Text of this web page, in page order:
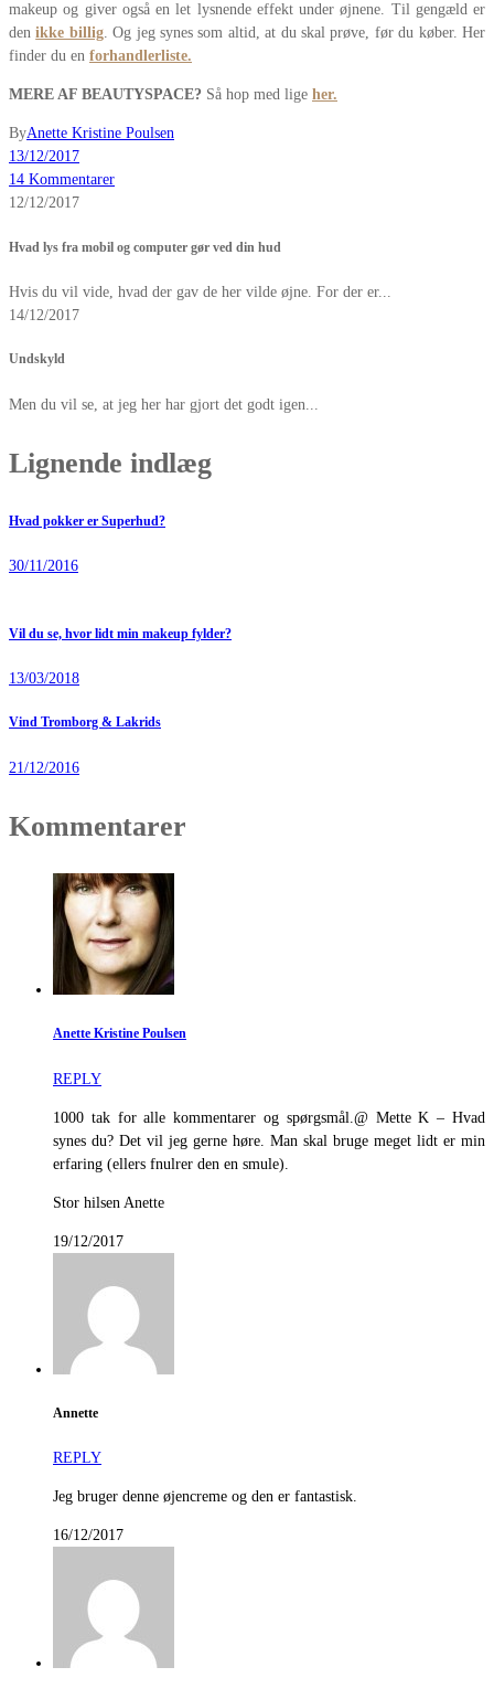
makeup og giver også en let lysnende effekt under øjnene. Til gengæld er
denikke billig. Og jeg synes som altid, at du skal prøve, før du køber. Her
finder du en forhandlerliste.
MERE AF BEAUTYSPACE? Så hop med lige her.
ByAnette Kristine Poulsen
13/12/2017
14 Kommentarer
12/12/2017
Hvad lys fra mobil og computer gør ved din hud
Hvis du vil vide, hvad der gav de her vilde øjne. For der er...
14/12/2017
Undskyld
Men du vil se, at jeg her har gjort det godt igen...
Lignende indlæg
Hvad pokker er Superhud?
30/11/2016
Vil du se, hvor lidt min makeup fylder?
13/03/2018
Vind Tromborg & Lakrids
21/12/2016
Kommentarer
Anette Kristine Poulsen
REPLY
1000 tak for alle kommentarer og spørgsmål.@ Mette K – Hvad
synes du? Det vil jeg gerne høre. Man skal bruge meget lidt er min
erfaring (ellers fnulrer den en smule).
Stor hilsen Anette
19/12/2017
Annette
REPLY
Jeg bruger denne øjencreme og den er fantastisk.
16/12/2017